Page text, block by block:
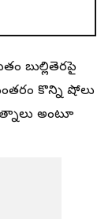
బుల్లితెరపై
కొన్ని షోలు
అంటూ